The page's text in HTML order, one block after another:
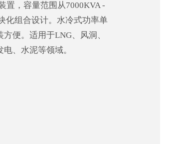
置，容量范围从7000KVA -
化组合设计。水冷式功率单
便。适用于LNG、风洞、
、水泥等领域。